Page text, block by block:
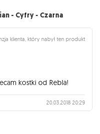
- Cyfry - Czarna
klienta, który nabył ten produkt
kostki od Rebla!
20.03.2018 20:29